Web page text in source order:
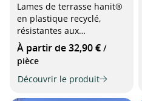
Lames de terrasse hanit®
en plastique recyclé,
résistantes aux
intempéries
À partir de 32,90 € /
pièce
Découvrir le produit